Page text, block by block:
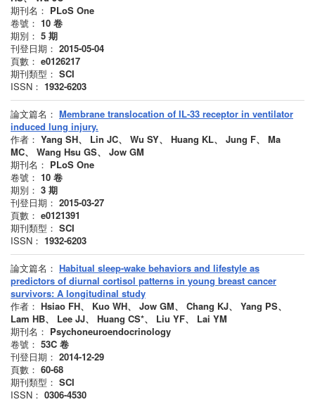
期刊名： PLoS One
卷號： 10 卷
期別： 5 期
刊登日期： 2015-05-04
頁數： e0126217
期刊類型： SCI
ISSN： 1932-6203
論文篇名： Membrane translocation of IL-33 receptor in ventilator
induced lung injury.
作者： Yang SH、 Lin JC、 Wu SY、 Huang KL、 Jung F、 Ma
MC、 Wang Hsu GS、 Jow GM
期刊名： PLoS One
卷號： 10 卷
期別： 3 期
刊登日期： 2015-03-27
頁數： e0121391
期刊類型： SCI
ISSN： 1932-6203
論文篇名： Habitual sleep-wake behaviors and lifestyle as
predictors of diurnal cortisol patterns in young breast cancer
survivors: A longitudinal study
作者： Hsiao FH、 Kuo WH、 Jow GM、 Chang KJ、 Yang PS、
Lam HB、 Lee JJ、 Huang CS*、 Liu YF、 Lai YM
期刊名： Psychoneuroendocrinology
卷號： 53C 卷
刊登日期： 2014-12-29
頁數： 60-68
期刊類型： SCI
ISSN： 0306-4530